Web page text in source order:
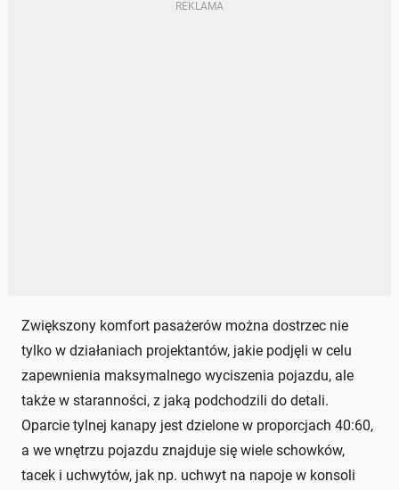
Zwiększony komfort pasażerów można dostrzec nie
tylko w działaniach projektantów, jakie podjęli w celu
zapewnienia maksymalnego wyciszenia pojazdu, ale
także w staranności, z jaką podchodzili do detali.
Oparcie tylnej kanapy jest dzielone w proporcjach 40:60,
a we wnętrzu pojazdu znajduje się wiele schowków,
tacek i uchwytów, jak np. uchwyt na napoje w konsoli